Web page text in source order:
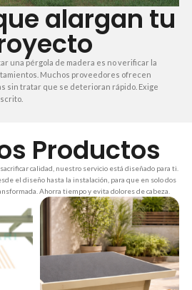
alargan tu
una pérgola de madera es no verificar la
Muchos proveedores ofrecen
sin tratar que se deterioran rápido. Exige
Productos
calidad, nuestro servicio está diseñado para ti.
el diseño hasta la instalación, para que en solo dos
Ahorra tiempo y evita dolores de cabeza.